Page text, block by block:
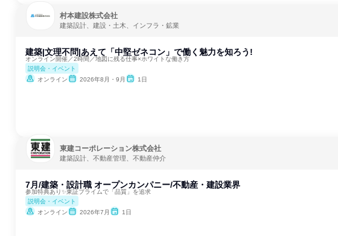
村本建設株式会社
建築設計、建設・土木、インフラ・鉱業
建築|文理不問|あえて「中堅ゼネコン」で働く魅力を知ろう!
オンライン開催／2時間／地図に残る仕事×ホワイトな働き方
説明会・イベント
オンライン
2026年8月・9月 1日
東建コーポレーション株式会社
建築設計、不動産管理、不動産仲介
7月/建築・設計職 オープンカンパニー/不動産・建設業界
参加特典あり✨東証プライムで「品質」を追求
説明会・イベント
オンライン
2026年7月 1日